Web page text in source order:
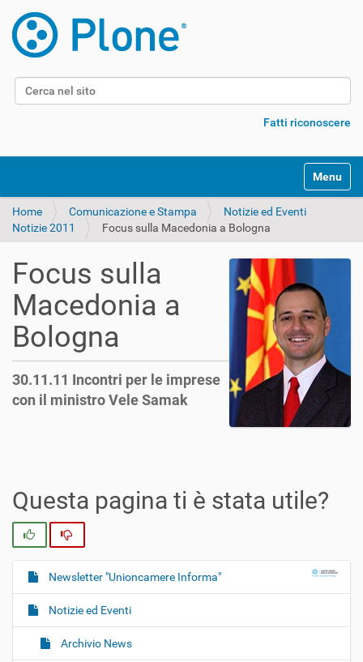
Cerca nel sito
Fatti riconoscere
Alterna
Home Comunicazione e Stampa
Notizie ed Eventi
Notizie 2011
Focus sulla Macedonia a Bologna
Focus sulla
Macedonia a
Bologna
30.11.11 Incontri per le imprese
con il ministro Vele Samak
Questa pagina ti è stata utile?
N
a
v
Newsletter "Unioncamere Informa"
Notizie ed Eventi
Archivio News